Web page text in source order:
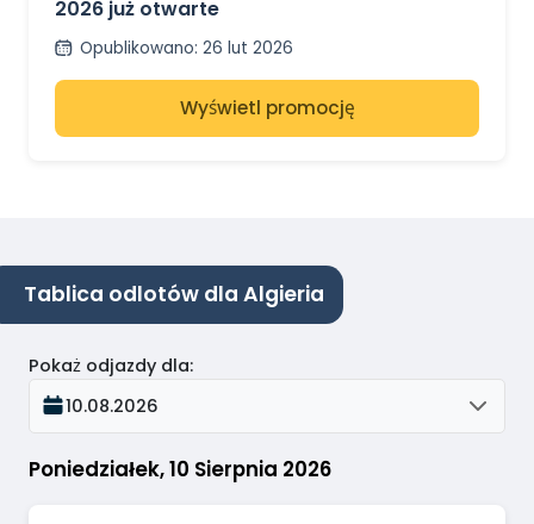
2026 już otwarte
Opublikowano: 26 lut 2026
Wyświetl promocję
Tablica odlotów dla Algieria
Poniedziałek, 10 Sierpnia 2026
Pokaż odjazdy dla:
10.08.2026